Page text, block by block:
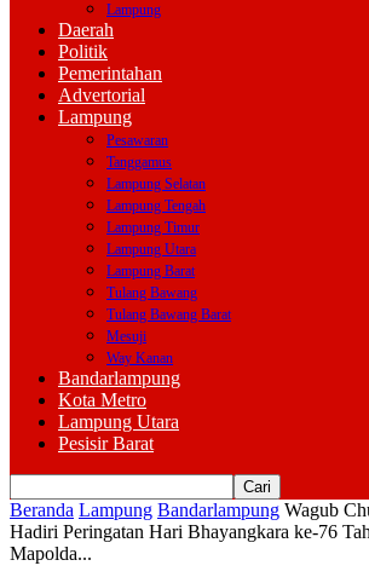
Lampung
Daerah
Politik
Pemerintahan
Advertorial
Lampung
Pesawaran
Tanggamus
Lampung Selatan
Lampung Tengah
Lampung Timur
Lampung Utara
Lampung Barat
Tulang Bawang
Tulang Bawang Barat
Mesuji
Way Kanan
Bandarlampung
Kota Metro
Lampung Utara
Pesisir Barat
Beranda Lampung Bandarlampung Wagub
Hadiri Peringatan Hari Bhayangkara ke-76
Mapolda...